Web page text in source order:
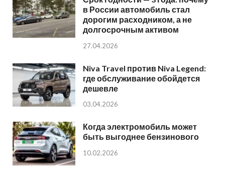
в России автомобиль стал
дорогим расходником, а не
долгосрочным активом
27.04.2026
Niva Travel против Niva Legend:
где обслуживание обойдется
дешевле
03.04.2026
Когда электромобиль может
быть выгоднее бензинового
10.02.2026